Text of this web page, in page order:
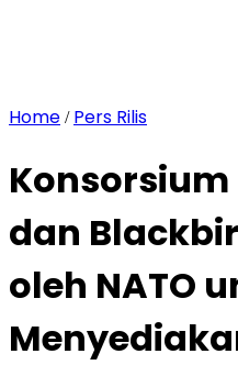
Home / Pers Rilis
dan
oleh NATO